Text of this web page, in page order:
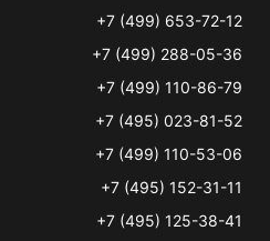
+7 (499) 653-72-12
+7 (499) 288-05-36
+7 (499) 110-86-79
+7 (495) 023-81-52
+7 (499) 110-53-06
+7 (495) 152-31-11
+7 (495) 125-38-41